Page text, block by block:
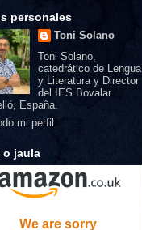
personales
Toni Solano
Toni Solano,
catedrático de Lengua
y Literatura y Director
del IES Bovalar.
España.
mi perfil
o jaula